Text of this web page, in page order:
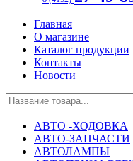
Главная
О магазине
Каталог продукции
Контакты
Новости
АВТО -ХОДОВКА
АВТО-ЗАПЧАСТИ
АВТОЛАМПЫ